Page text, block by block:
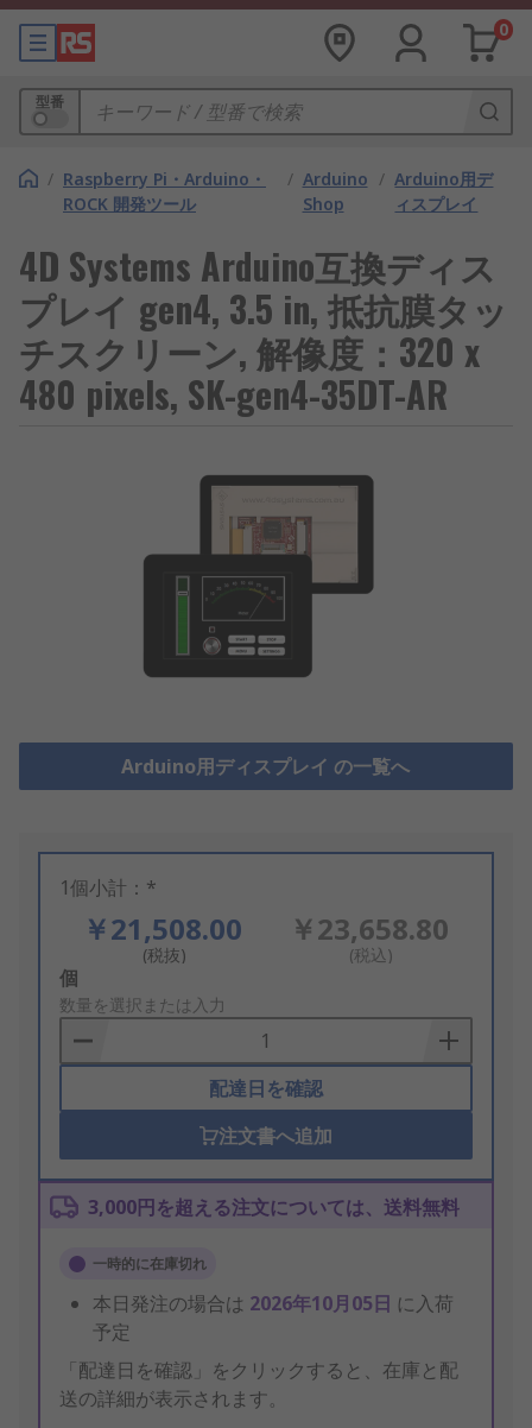
0
型番
/ Raspberry Pi・Arduino・
ROCK 開発ツール
/ Arduino
Shop
/ Arduino用デ
ィスプレイ
4D Systems Arduino互換ディス
プレイ gen4, 3.5 in, 抵抗膜タッ
チスクリーン, 解像度：320 x
480 pixels, SK-gen4-35DT-AR
Arduino用ディスプレイ の一覧へ
1個小計：*
￥21,508.00
(税抜)
￥23,658.80
(税込)
Add
to
Basket
個
数量を選択または入力
配達日を確認
注文書へ追加
3,000円を超える注文については、送料無料
一時的に在庫切れ
本日発注の場合は 2026年10月05日 に入荷
予定
「配達日を確認」をクリックすると、在庫と配
送の詳細が表示されます。